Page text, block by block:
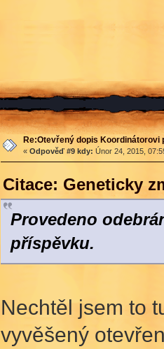
Re:Otevřený dopis Koordinátorovi
« Odpověď #9 kdy: Únor 24, 2015,
Citace: Geneticky
Provedeno
příspěvku.
Nechtěl jsem to
vyvěšený